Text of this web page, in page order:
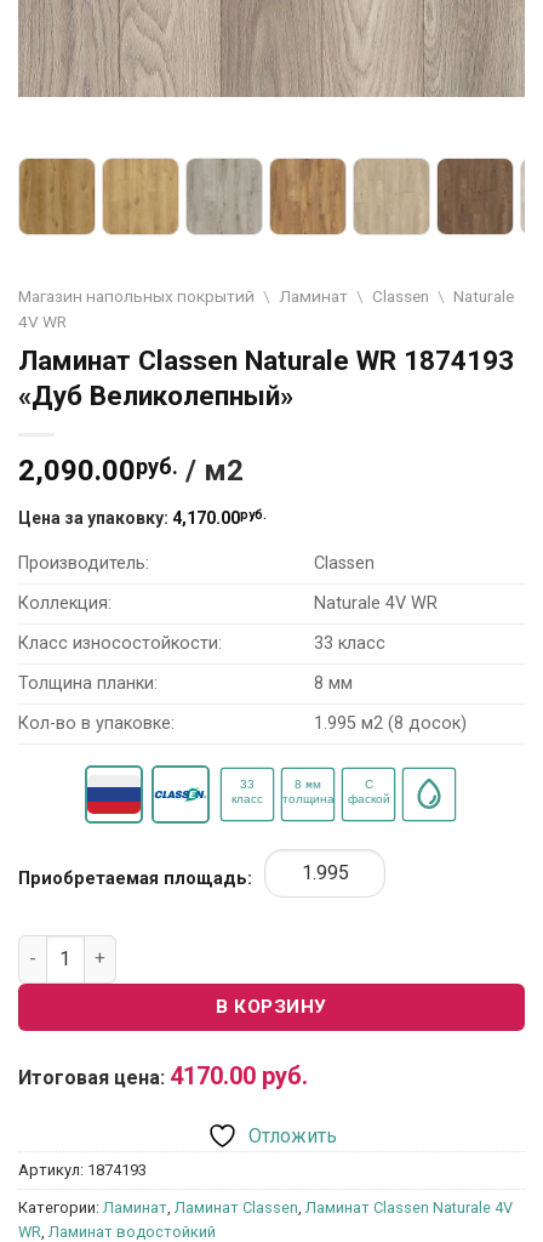
Магазин напольных покрытий \ Ламинат \ Classen \ Naturale
4V WR
Ламинат Classen Naturale WR 1874193
«Дуб Великолепный»
2,090.00руб. / м2
Цена за упаковку: 4,170.00руб.
Производитель:
Classen
Коллекция:
Naturale 4V WR
Класс износостойкости:
33 класс
Толщина планки:
8 мм
Кол-во в упаковке:
1.995 м2 (8 досок)
Приобретаемая площадь:
Количество товара Ламинат Classen Naturale WR 1874193
В КОРЗИНУ
Итоговая цена: 4170.00 руб.
Отложить
Артикул: 1874193
Категории: Ламинат Ламинат Classen Ламинат Classen Naturale 4V
WR Ламинат водостойкий